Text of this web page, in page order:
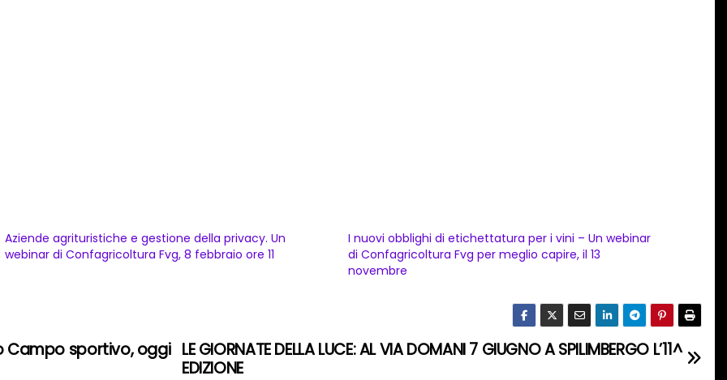
Aziende agrituristiche e gestione della privacy. Un
webinar di Confagricoltura Fvg, 8 febbraio ore 11
I nuovi obblighi di etichettatura per i vini – Un webinar
di Confagricoltura Fvg per meglio capire, il 13
novembre
LE GIORNATE DELLA LUCE: AL VIA DOMANI 7 GIUGNO A SPILIMBERGO L’11^
EDIZIONE
Campo sportivo, oggi